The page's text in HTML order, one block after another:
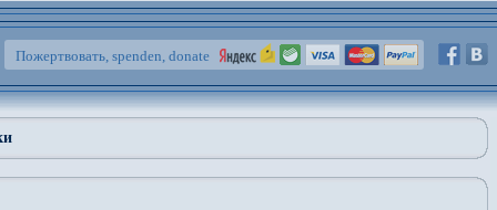
Пожертвовать, spenden, donate